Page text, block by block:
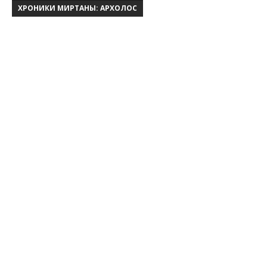
ХРОНИКИ МИРТАНЫ: АРХОЛОС